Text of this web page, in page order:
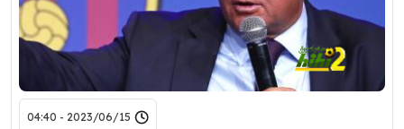
2023/06/15 - 04:40